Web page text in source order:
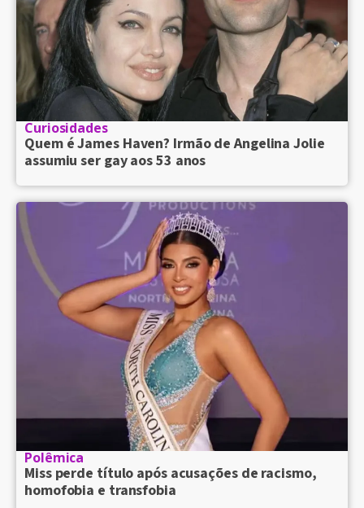
Curiosidades
Quem é James Haven? Irmão de Angelina Jolie
assumiu ser gay aos 53 anos
Polêmica
Miss perde título após acusações de racismo,
homofobia e transfobia